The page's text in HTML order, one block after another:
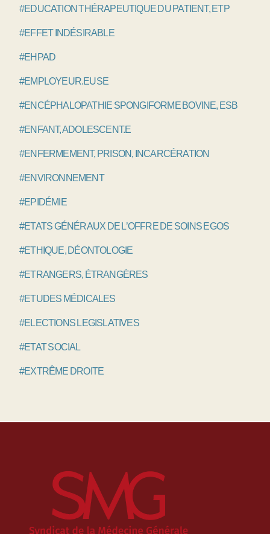
#EDUCATION THÉRAPEUTIQUE DU PATIENT, ETP
#EFFET INDÉSIRABLE
#EHPAD
#EMPLOYEUR.EUSE
#ENCÉPHALOPATHIE SPONGIFORME BOVINE, ESB
#ENFANT, ADOLESCENT.E
#ENFERMEMENT, PRISON, INCARCÉRATION
#ENVIRONNEMENT
#EPIDÉMIE
#ETATS GÉNÉRAUX DE L’OFFRE DE SOINS EGOS
#ETHIQUE, DÉONTOLOGIE
#ETRANGERS, ÉTRANGÈRES
#ETUDES MÉDICALES
#ELECTIONS LEGISLATIVES
#ETAT SOCIAL
#EXTRÊME DROITE